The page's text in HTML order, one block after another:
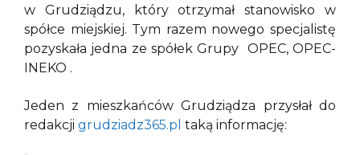
w Grudziądzu, który otrzymał stanowisko w
spółce miejskiej. Tym razem nowego specjalistę
pozyskała jedna ze spółek Grupy OPEC, OPEC-
INEKO .
Jeden z mieszkańców Grudziądza przysłał do
redakcji grudziadz365.pl taką informację: